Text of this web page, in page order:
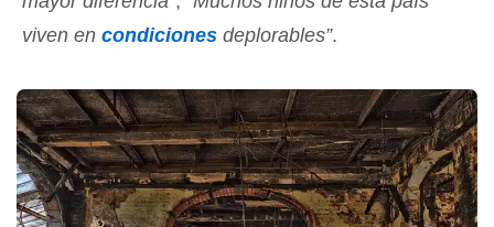
viven en condiciones deplorables”.